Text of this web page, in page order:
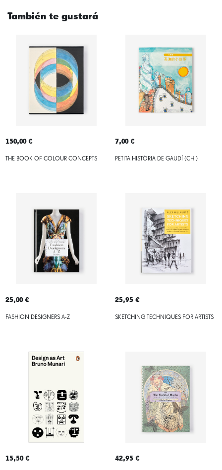
También te gustará
150,00 €
THE BOOK OF COLOUR CONCEPTS
7,00 €
PETITA HISTÒRIA DE GAUDÍ (CHI)
25,00 €
FASHION DESIGNERS A-Z
25,95 €
SKETCHING TECHNIQUES FOR ARTISTS
15,50 € 42,95 €